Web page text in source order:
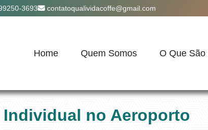
3693 contatoqualividacoffe@gmail.com
Home Quem Somos O Que
no Aeroporto